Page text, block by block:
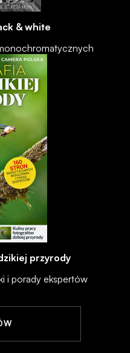
& white
przyrody
i porady ekspertów